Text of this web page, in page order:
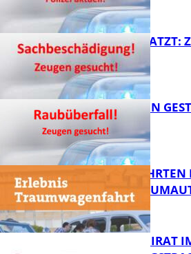
AUTO ZERKRATZT:
FB News
TEURE KETTEN
GESUCHT!
ZWECK –
MELDEN!
SENIORENBEIRAT